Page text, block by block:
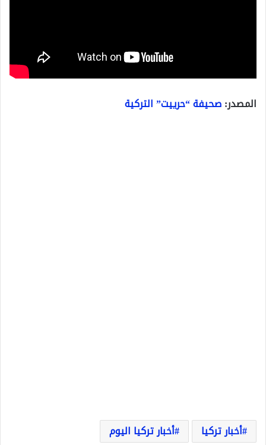
المصدر:صحيفة “حرييت” التركية
أخبار تركيا
أخبار تركيا اليوم